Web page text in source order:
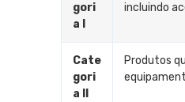
gori
a I
incluindo
Cate
gori
a II
Produtos